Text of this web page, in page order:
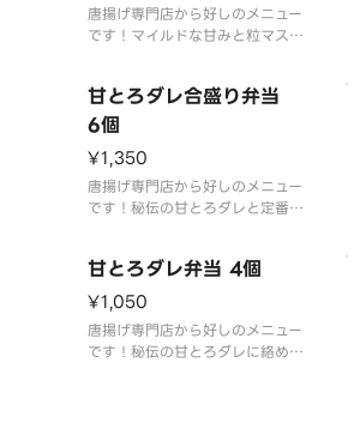
唐揚げ専門店から好しのメニュー
です！マイルドな甘みと粒マスタ
す。
甘とろダレ合盛り弁当
6個
¥1,350
唐揚げ専門店から好しのメニュー
です！秘伝の甘とろダレと定番の
甘とろダレ弁当 4個
¥1,050
唐揚げ専門店から好しのメニュー
です！秘伝の甘とろダレに絡めた